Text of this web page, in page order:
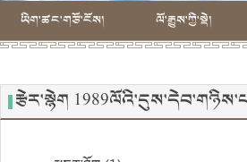
ཡིག་ཚང་གཙོ་ངོས། ལོ་རྒྱུས་ཀྱི་སྡེ།
རྩེར་སྙེག